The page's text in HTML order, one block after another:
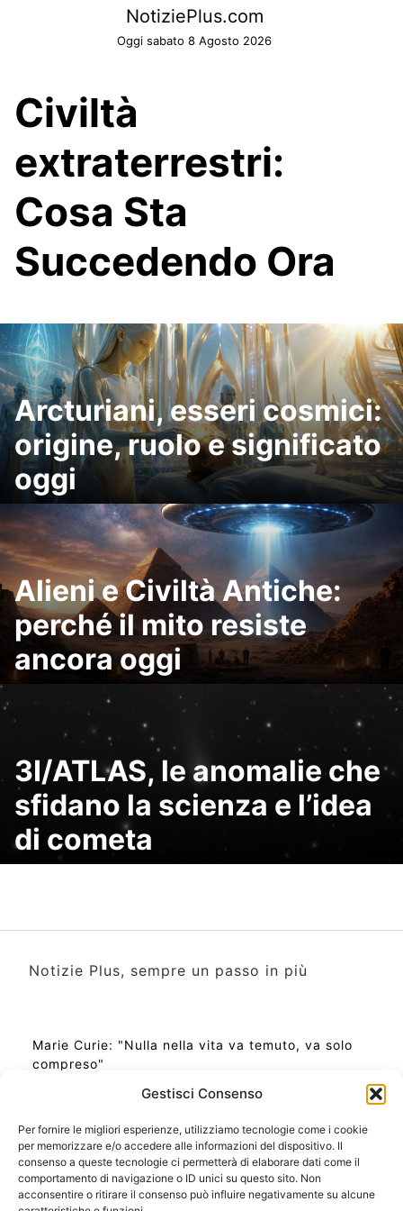
Gestisci Consenso
Per fornire le migliori esperienze, utilizziamo tecnologie come i cookie
per memorizzare e/o accedere alle informazioni del dispositivo. Il
consenso a queste tecnologie ci permetterà di elaborare dati come il
comportamento di navigazione o ID unici su questo sito. Non
acconsentire o ritirare il consenso può influire negativamente su alcune
NotiziePlus.com
Oggi sabato 8 Agosto 2026
Civiltà
extraterrestri:
Cosa Sta
Succedendo Ora
Arcturiani, esseri cosmici:
origine, ruolo e significato
oggi
Alieni e Civiltà Antiche:
perché il mito resiste
ancora oggi
3I/ATLAS, le anomalie che
sfidano la scienza e l’idea
di cometa
Notizie Plus, sempre un passo in più
Marie Curie: "Nulla nella vita va temuto, va solo
compreso"
Ora Esatta in Italia in questo momento
Ti Senti Strano Ultimamente? Potrebbe Essere per
la Risonanza di Schumann
Come Sapere Se Stai Ascendendo alla Quinta